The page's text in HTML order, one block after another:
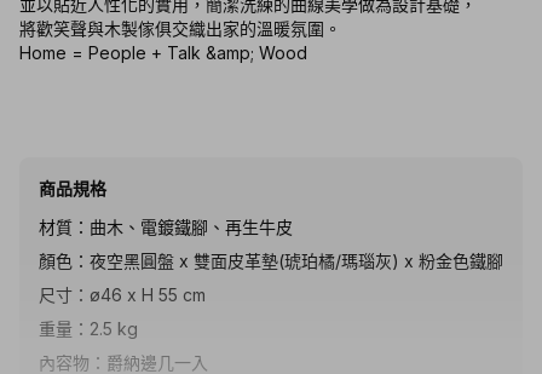
將歡笑聲與木製傢俱交織出家的溫暖氛圍。
Home = People + Talk &amp; Wood
商品規格
材質：曲木、電鍍鐵腳、再生牛皮
顏色：夜空黑圓盤 x 雙面皮革墊(琥珀橘/瑪瑙灰) x 粉金色鐵腳
尺寸：ø46 x H 55 cm
重量：2.5 kg
內容物：爵納邊几一入